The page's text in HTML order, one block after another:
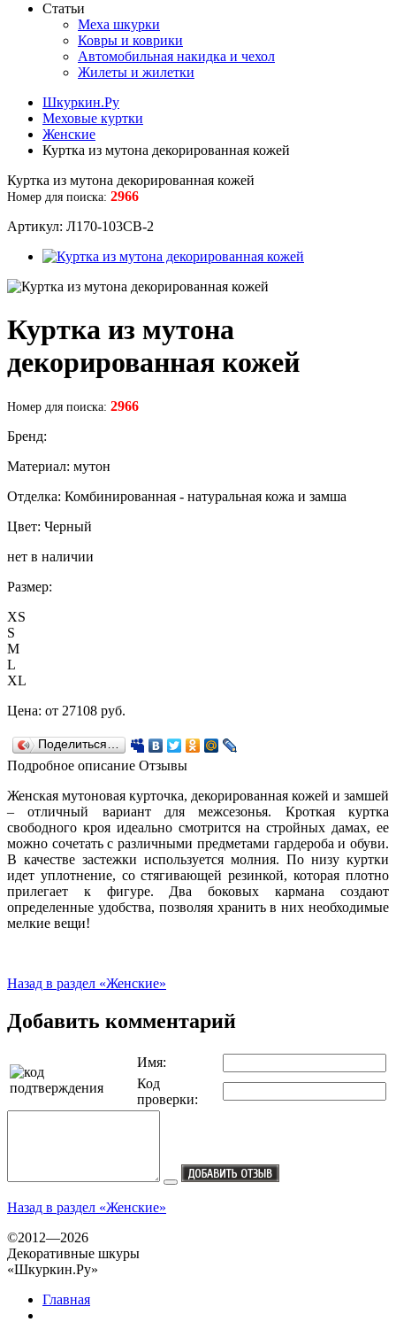
Статьи
Меха шкурки
Ковры и коврики
Автомобильная накидка и чехол
Жилеты и жилетки
Шкуркин.Ру
Меховые куртки
Женские
Куртка из мутона декорированная кожей
Куртка из мутона декорированная кожей
Номер для поиска: 2966
Артикул: Л170-103СВ-2
Куртка из мутона
декорированная кожей
Номер для поиска: 2966
Бренд:
Материал: мутон
Отделка: Комбинированная - натуральная кожа и замша
Цвет: Черный
нет в наличии
Размер:
XS
S
M
L
XL
Цена: от 27108 руб.
Поделиться…
Подробное описание Отзывы
Женская мутоновая курточка, декорированная кожей и замшей
– отличный вариант для межсезонья. Кроткая куртка
свободного кроя идеально смотрится на стройных дамах, ее
можно сочетать с различными предметами гардероба и обуви.
В качестве застежки используется молния. По низу куртки
идет уплотнение, со стягивающей резинкой, которая плотно
прилегает к фигуре. Два боковых кармана создают
определенные удобства, позволяя хранить в них необходимые
мелкие вещи!
Назад в раздел «Женские»
Добавить комментарий
Имя:
Код
проверки:
Назад в раздел «Женские»
©2012—2026
Декоративные шкуры
«Шкуркин.Ру»
Главная